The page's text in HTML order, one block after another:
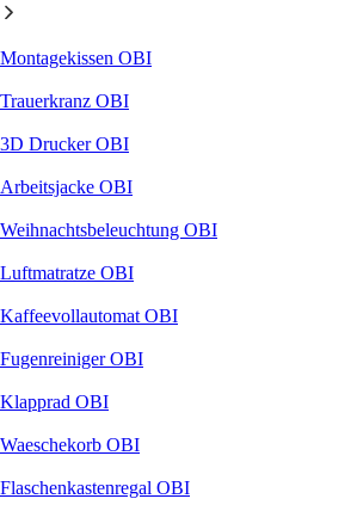
Montagekissen OBI
Trauerkranz OBI
3D Drucker OBI
Arbeitsjacke OBI
Weihnachtsbeleuchtung OBI
Luftmatratze OBI
Kaffeevollautomat OBI
Fugenreiniger OBI
Klapprad OBI
Waeschekorb OBI
Flaschenkastenregal OBI